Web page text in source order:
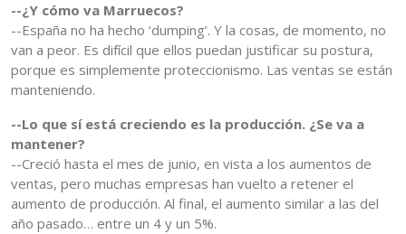
--¿Y cómo va Marruecos?
--España no ha hecho ‘dumping’. Y la cosas, de momento, no
van a peor. Es difícil que ellos puedan justificar su postura,
porque es simplemente proteccionismo. Las ventas se están
manteniendo.
--Lo que sí está creciendo es la producción. ¿Se va a
mantener?
--Creció hasta el mes de junio, en vista a los aumentos de
ventas, pero muchas empresas han vuelto a retener el
aumento de producción. Al final, el aumento similar a las del
año pasado… entre un 4 y un 5%.